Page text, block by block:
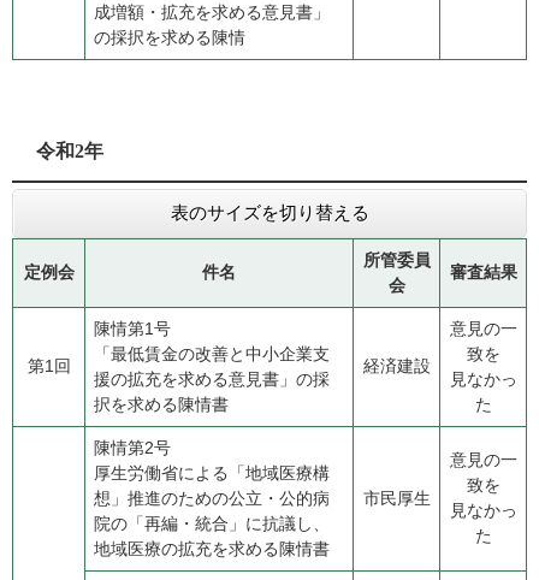
成増額・拡充を求める意見書」
の採択を求める陳情
​令和2年
表のサイズを切り替える
定例会 件名
所管委員
会
審査結果
第1回
陳情第1号
​「最低賃金の改善と中小企業支
援の拡充を求める意見書」の採
択を求める陳情書
経済建設
意見の一
致を
見なかっ
た
陳情第2号
​厚生労働省による「地域医療構
想」推進のための公立・公的病
院の「再編・統合」に抗議し、
地域医療の拡充を求める陳情書
市民厚生
意見の一
致を
見なかっ
た